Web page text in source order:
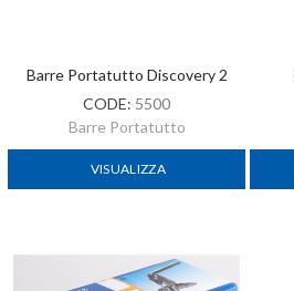
Barre Portatutto Discovery 2
CODE: 5500
Barre Portatutto
VISUALIZZA